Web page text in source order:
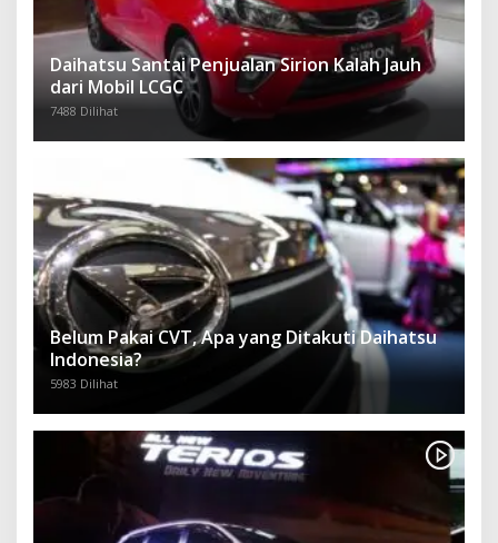
Daihatsu Santai Penjualan Sirion Kalah Jauh
dari Mobil LCGC
7488 Dilihat
Belum Pakai CVT, Apa yang Ditakuti Daihatsu
Indonesia?
5983 Dilihat